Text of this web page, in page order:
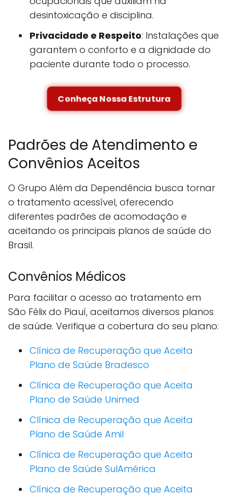
desintoxicação e disciplina.
Privacidade e Respeito: Instalações que
garantem o conforto e a dignidade do
paciente durante todo o processo.
Conheça Nossa Estrutura
Padrões de Atendimento e
Convênios Aceitos
O Grupo Além da Dependência busca tornar
o tratamento acessível, oferecendo
diferentes padrões de acomodação e
aceitando os principais planos de saúde do
Brasil.
Convênios Médicos
Para facilitar o acesso ao tratamento em
São Félix do Piauí, aceitamos diversos planos
de saúde. Verifique a cobertura do seu plano:
Clínica de Recuperação que Aceita
Plano de Saúde Bradesco
Clínica de Recuperação que Aceita
Plano de Saúde Unimed
Clínica de Recuperação que Aceita
Plano de Saúde Amil
Clínica de Recuperação que Aceita
Plano de Saúde SulAmérica
Clínica de Recuperação que Aceita